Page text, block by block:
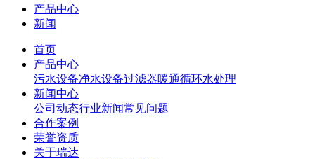
产品中心
新闻
首页
产品中心
污水设备净水设备过滤器暖通循环水处理
新闻中心
公司动态行业新闻常见问题
合作案例
荣誉资质
关于瑞达